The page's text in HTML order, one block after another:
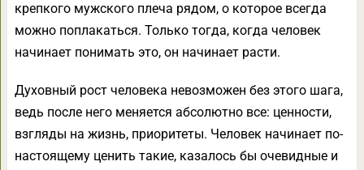
крепкого мужского плеча рядом, о которое всегда
можно поплакаться. Только тогда, когда человек
начинает понимать это, он начинает расти.
Духовный рост человека невозможен без этого шага,
ведь после него меняется абсолютно все: ценности,
взгляды на жизнь, приоритеты. Человек начинает по-
настоящему ценить такие, казалось бы очевидные и